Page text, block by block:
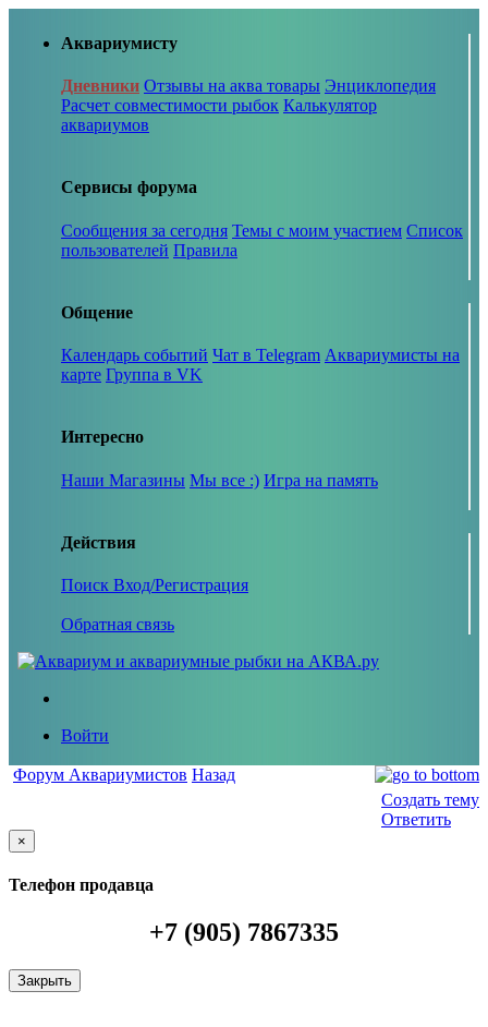
Аквариумисту
Дневники Отзывы на аква товары Энциклопедия
Расчет совместимости рыбок Калькулятор
аквариумов
Сервисы форума
Сообщения за сегодня Темы с моим участием Список
пользователей Правила
Общение
Календарь событий Чат в Telegram Аквариумисты на
карте Группа в VK
Интересно
Наши Магазины Мы все :) Игра на память
Действия
Поиск Вход/Регистрация
Обратная связь
Войти
Форум Аквариумистов Назад
Создать тему
Ответить
×
Телефон продавца
+7 (905) 7867335
Закрыть